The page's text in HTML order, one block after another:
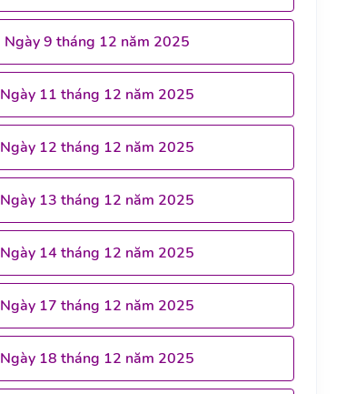
Ngày 9 tháng 12 năm 2025
Ngày 11 tháng 12 năm 2025
Ngày 12 tháng 12 năm 2025
Ngày 13 tháng 12 năm 2025
Ngày 14 tháng 12 năm 2025
Ngày 17 tháng 12 năm 2025
Ngày 18 tháng 12 năm 2025